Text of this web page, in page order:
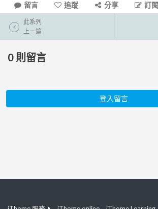
留言 追蹤 分享 訂閱
此系列
上一篇
0 則留言
登入留言